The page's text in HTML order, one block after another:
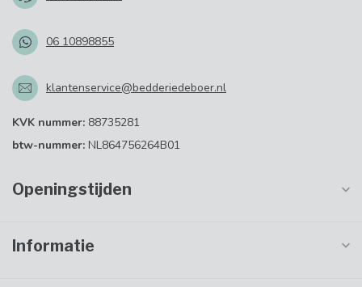
06 10898855
klantenservice@bedderiedeboer.nl
KVK nummer: 88735281
btw-nummer: NL864756264B01
Openingstijden
Informatie